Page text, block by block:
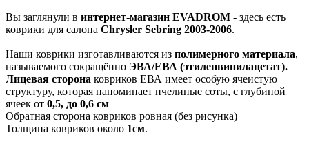
Вы заглянули в интернет-магазин EVADROM - здесь есть
коврики для салона Chrysler Sebring 2003-2006.
Наши коврики изготавливаются из полимерного материала,
называемого сокращённо ЭВА/ЕВА (этиленвинилацетат).
Лицевая сторона ковриков ЕВА имеет особую ячеистую
структуру, которая напоминает пчелиные соты, с глубиной
ячеек от 0,5, до 0,6 см
Обратная сторона ковриков ровная (без рисунка)
Толщина ковриков около 1см.